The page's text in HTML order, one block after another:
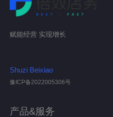
赋能经营 实现增长
Shuzi Beixiao
豫ICP备2022005306号
产品&服务